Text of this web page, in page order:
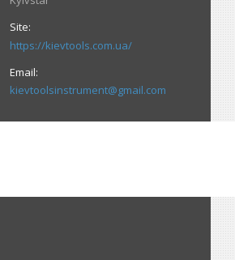
https://kievtools.com.ua/
kievtoolsinstrument@gmail.com